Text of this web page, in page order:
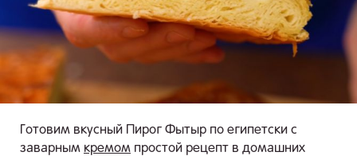
Готовим вкусный Пирог Фытыр по египетски с
заварным кремом простой рецепт в домашних